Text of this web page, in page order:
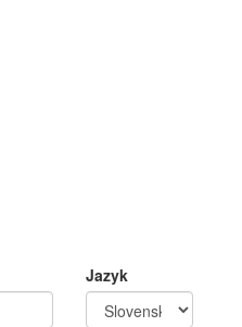
Jazyk